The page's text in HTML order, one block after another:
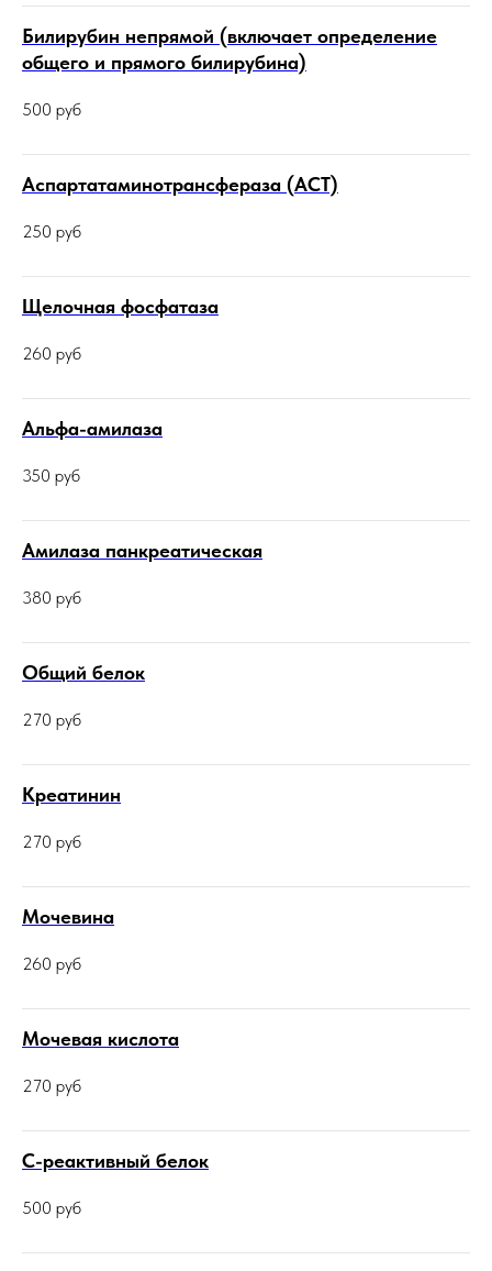
Билирубин непрямой (включает определение
общего и прямого билирубина)
500 руб
Аспартатаминотрансфераза (АСТ)
250 руб
Щелочная фосфатаза
260 руб
Альфа-амилаза
350 руб
Амилаза панкреатическая
380 руб
Общий белок
270 руб
Креатинин
270 руб
Мочевина
260 руб
Мочевая кислота
270 руб
С-реактивный белок
500 руб